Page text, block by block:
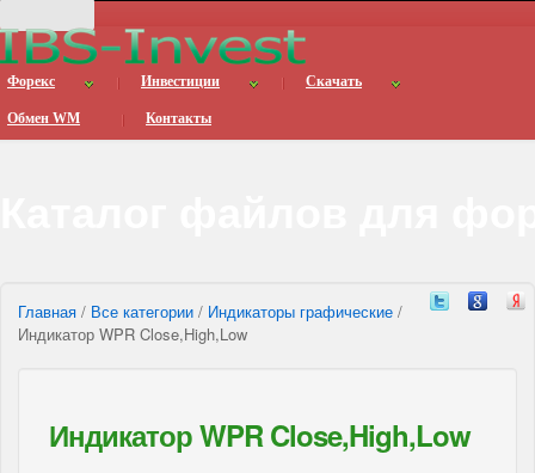
Форекс Инвестиции Скачать
Обмен WM Контакты
Главная / Все категории / Индикаторы графические /
Индикатор WPR Close,High,Low
Индикатор WPR Close,High,Low